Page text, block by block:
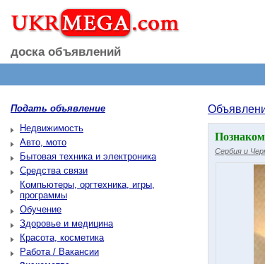
доска объявлений
Подать объявление
Недвижимость
Авто, мото
Бытовая техника и электроника
Средства связи
Компьютеры, оргтехника, игры,
программы
Обучение
Здоровье и медицина
Красота, косметика
Работа / Вакансии
Сербия и